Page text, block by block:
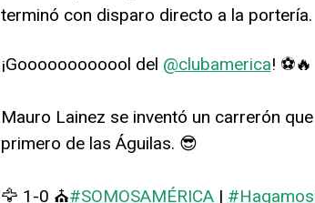
terminó con disparo directo a la portería.
¡Goooooooooool del @clubamerica! ⚽🔥
Mauro Lainez se inventó un carrerón
primero de las Águilas. 😎
🦅 1-0 ⛪#SOMOSAMÉRICA|